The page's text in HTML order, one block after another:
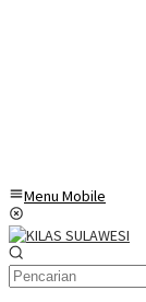
Menu Mobile